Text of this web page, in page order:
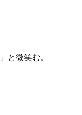
」と微笑む。